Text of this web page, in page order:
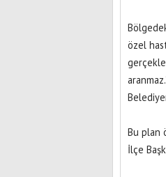
özel
Bu plan
İlçe